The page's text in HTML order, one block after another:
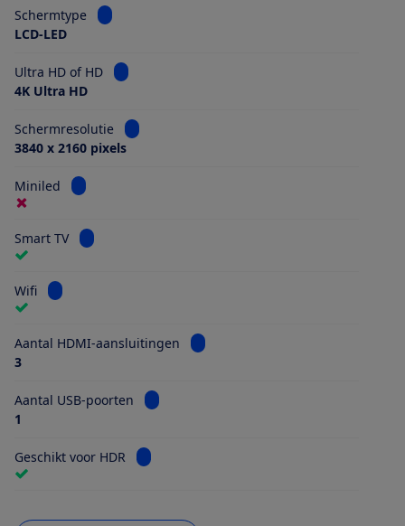
Schermtype
Bekijk informatie voor Schermtype
LCD-LED
Ultra HD of HD
Bekijk informatie voor Ultra HD of HD
4K Ultra HD
Schermresolutie
Bekijk informatie voor Schermresolutie
3840 x 2160 pixels
Miniled Bekijk informatie voor Miniled
Smart TV Bekijk informatie voor Smart TV
Wifi Bekijk informatie voor Wifi
Aantal HDMI-aansluitingen
Bekijk informatie voor Aantal
3
Aantal USB-poorten
Bekijk informatie voor Aantal USB-poorten
1
Geschikt voor HDR Bekijk informatie voor Geschikt voor HDR